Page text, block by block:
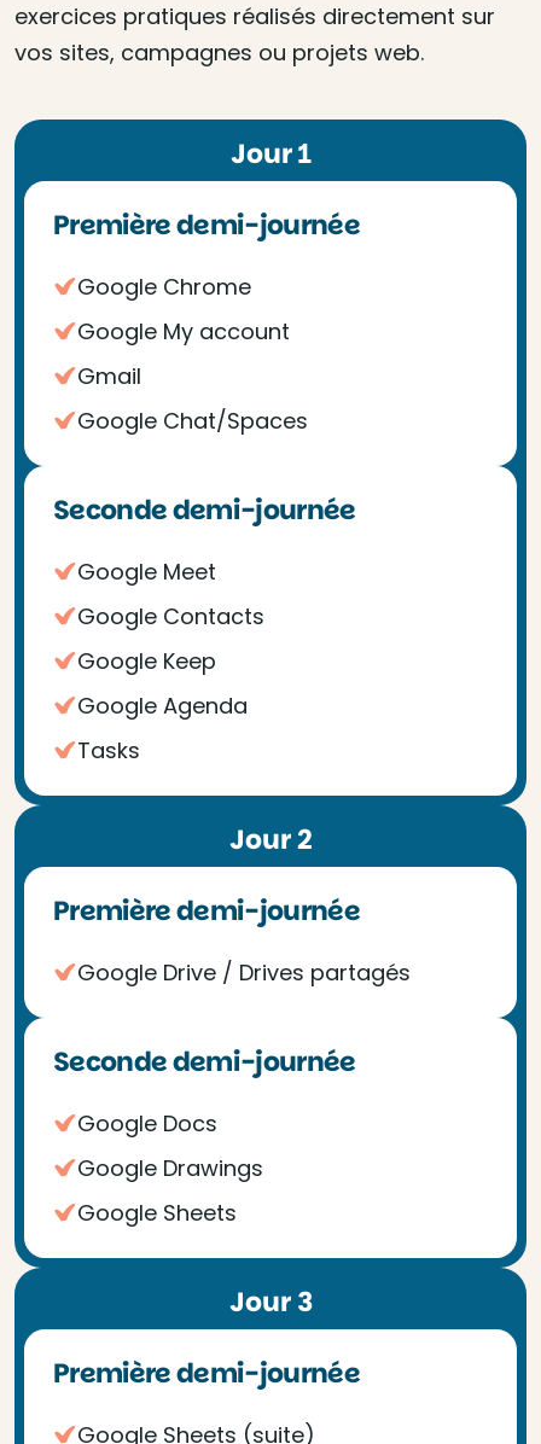
exercices pratiques réalisés directement sur
vos sites, campagnes ou projets web.
Jour 1
Première demi-journée
Google Chrome
Google My account
Gmail
Google Chat/Spaces
Seconde demi-journée
Google Meet
Google Contacts
Google Keep
Google Agenda
Tasks
Jour 2
Première demi-journée
Google Drive / Drives partagés
Seconde demi-journée
Google Docs
Google Drawings
Google Sheets
Jour 3
Première demi-journée
Google Sheets (suite)